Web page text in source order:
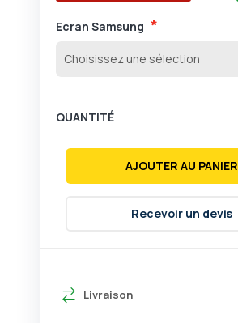
Livraison
Ecran Samsung
QUANTITÉ
AJOUTER AU PANIER
Recevoir un devis